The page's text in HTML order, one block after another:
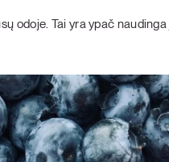
odoje. Tai yra ypač